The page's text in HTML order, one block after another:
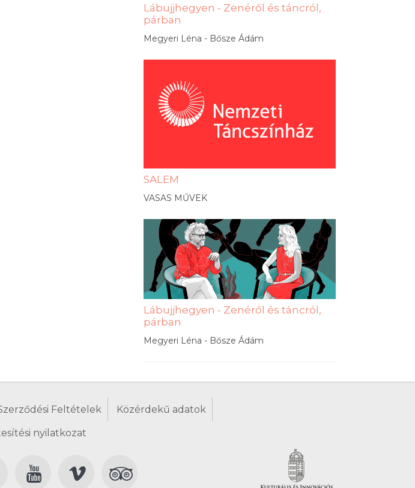
Lábujjhegyen - Zenéről és táncról,
párban
Megyeri Léna - Bősze Ádám
SALEM
VASAS MŰVEK
Lábujjhegyen - Zenéről és táncról,
párban
Megyeri Léna - Bősze Ádám
Feltételek Közérdekű adatok
nyilatkozat